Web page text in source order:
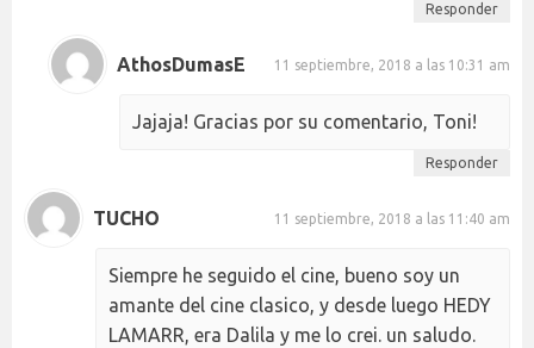
Responder
AthosDumasE 11 septiembre, 2018 a las 10:31 am
Jajaja! Gracias por su comentario, Toni!
Responder
TUCHO 11 septiembre, 2018 a las 11:40 am
Siempre he seguido el cine, bueno soy un
amante del cine clasico, y desde luego HEDY
LAMARR, era Dalila y me lo crei. un saludo.